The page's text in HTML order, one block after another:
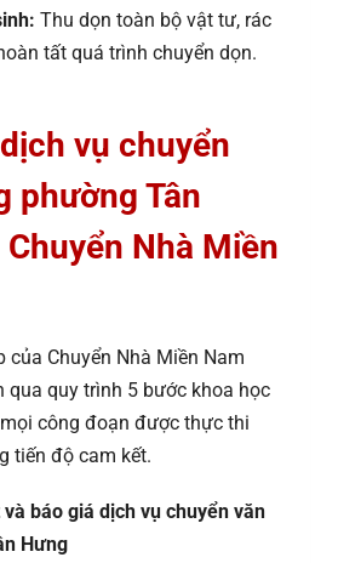
Thu dọn toàn bộ vật tư, rác
tất quá trình chuyển dọn.
vụ chuyển
phường Tân
Nhà Miền
của Chuyển Nhà Miền Nam
quy trình 5 bước khoa học
công đoạn được thực thi
tiến độ cam kết.
báo giá dịch vụ chuyển văn
Hưng